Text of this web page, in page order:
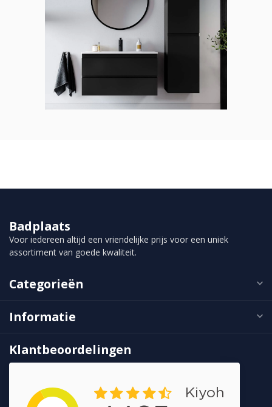
Badplaats
Voor iedereen altijd een vriendelijke prijs voor een uniek
assortiment van goede kwaliteit.
Categorieën
Informatie
Klantbeoordelingen